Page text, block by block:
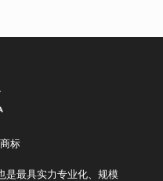
标
是最具实力专业化、规模